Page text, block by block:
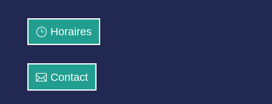
Horaires
Contact